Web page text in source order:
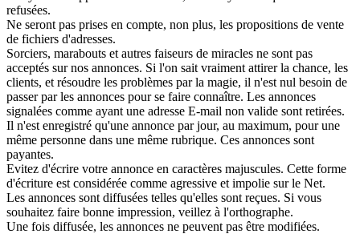
refusées.
Ne seront pas prises en compte, non plus, les propositions de vente
de fichiers d'adresses.
Sorciers, marabouts et autres faiseurs de miracles ne sont pas
acceptés sur nos annonces. Si l'on sait vraiment attirer la chance, les
clients, et résoudre les problèmes par la magie, il n'est nul besoin de
passer par les annonces pour se faire connaître. Les annonces
signalées comme ayant une adresse E-mail non valide sont retirées.
Il n'est enregistré qu'une annonce par jour, au maximum, pour une
même personne dans une même rubrique. Ces annonces sont
payantes.
Evitez d'écrire votre annonce en caractères majuscules. Cette forme
d'écriture est considérée comme agressive et impolie sur le Net.
Les annonces sont diffusées telles qu'elles sont reçues. Si vous
souhaitez faire bonne impression, veillez à l'orthographe.
Une fois diffusée, les annonces ne peuvent pas être modifiées.